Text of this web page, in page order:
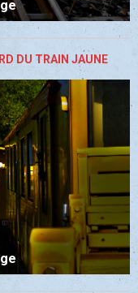
DU TRAIN JAUNE